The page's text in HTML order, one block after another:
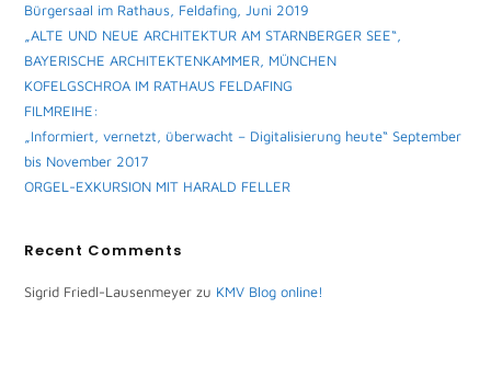
Bürgersaal im Rathaus, Feldafing, Juni 2019
„ALTE UND NEUE ARCHITEKTUR AM STARNBERGER SEE“,
BAYERISCHE ARCHITEKTENKAMMER, MÜNCHEN
KOFELGSCHROA IM RATHAUS FELDAFING
FILMREIHE:
„Informiert, vernetzt, überwacht – Digitalisierung heute“ September
bis November 2017
ORGEL-EXKURSION MIT HARALD FELLER
Recent Comments
Sigrid Friedl-Lausenmeyer zu KMV Blog online!